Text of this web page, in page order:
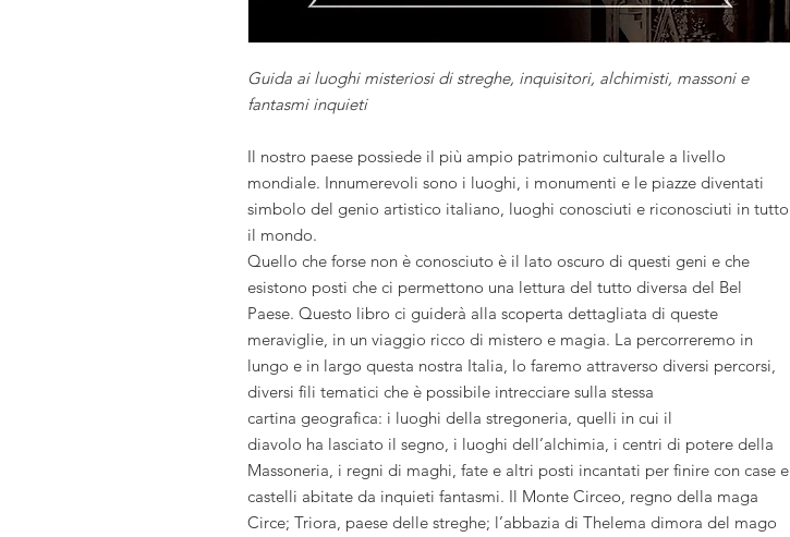
Guida ai luoghi misteriosi di streghe, inquisitori, alchimisti, massoni e
fantasmi inquieti
Il nostro paese possiede il più ampio patrimonio culturale a livello
mondiale. Innumerevoli sono i luoghi, i monumenti e le piazze diventati
simbolo del genio artistico italiano, luoghi conosciuti e riconosciuti in tutto
il mondo.
Quello che forse non è conosciuto è il lato oscuro di questi geni e che
esistono posti che ci permettono una lettura del tutto diversa del Bel
Paese. Questo libro ci guiderà alla scoperta dettagliata di queste
meraviglie, in un viaggio ricco di mistero e magia. La percorreremo in
lungo e in largo questa nostra Italia, lo faremo attraverso diversi percorsi,
diversi fili tematici che è possibile intrecciare sulla stessa
cartina geografica: i luoghi della stregoneria, quelli in cui il
diavolo ha lasciato il segno, i luoghi dell’alchimia, i centri di potere della
Massoneria, i regni di maghi, fate e altri posti incantati per finire con case e
castelli abitate da inquieti fantasmi. Il Monte Circeo, regno della maga
Circe; Triora, paese delle streghe; l’abbazia di Thelema dimora del mago